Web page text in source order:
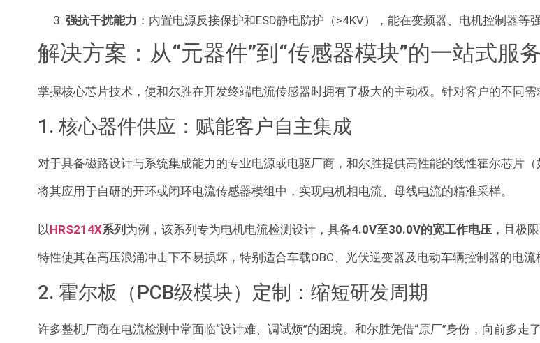
强抗干扰能力 ：内置电源反接保护和ESD静电防护（>4KV），能在变频器、电机控制器
解决方案：从“元器件”到“传感器模块”的一站式服
掌握核心芯片技术，使和尔胜在开发终端电流传感器时拥有了极大的主动权。针对客户的不同需
1. 核心器件供应：赋能客户自主集成
对于具备磁路设计与系统集成能力的专业电源或电驱厂商，和尔胜提供高性能的线性霍尔芯片
将其应用于自研的开环或闭环电流传感器模组中，实现电机相电流、母线电流的精准采样。
以HRS214X系列 为例，该系列专为电机电流检测设计，具备4.0V至30.0V的宽工作电压，且极
特性使其在高压浪涌冲击下不易损坏，特别适合车载OBC、光伏逆变器及电动车辆控制器的电流
2. 霍尔板（PCB级模块）定制：缩短研发周期
许多整机厂商在电流检测中常面临“设计难、调试烦”的困境。和尔胜凭借“原厂”身份，向前多走